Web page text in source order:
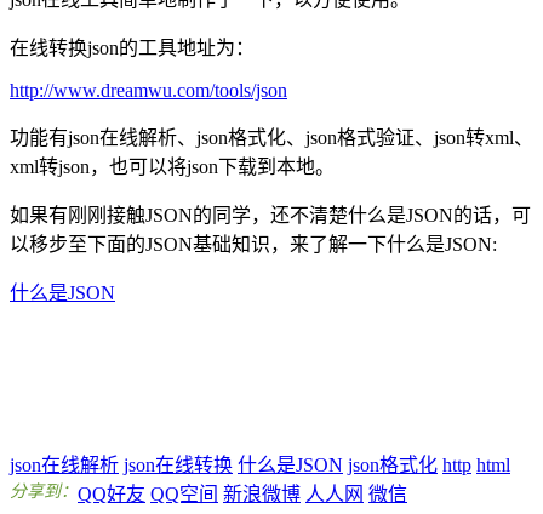
在线转换json的工具地址为：
http://www.dreamwu.com/tools/json
功能有json在线解析、json格式化、json格式验证、json转xml、
xml转json，也可以将json下载到本地。
如果有刚刚接触JSON的同学，还不清楚什么是JSON的话，可
以移步至下面的JSON基础知识，来了解一下什么是JSON:
什么是JSON
json在线解析 json在线转换 什么是JSON json格式化 http html
分享到： QQ好友 QQ空间 新浪微博 人人网 微信